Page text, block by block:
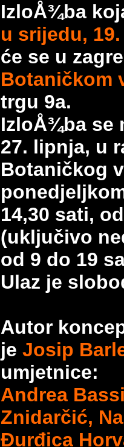
IzloÅ¾ba
u srijedu,
će se u
trgu 9a.
IzloÅ¾ba se
27. lipnja, u
Botaničkog
14,30 sati,
(uključivo
od 9 do 19
Ulaz je
Autor
je Josip
umjetnice:
Andrea
Znidarčić,
Đurđica